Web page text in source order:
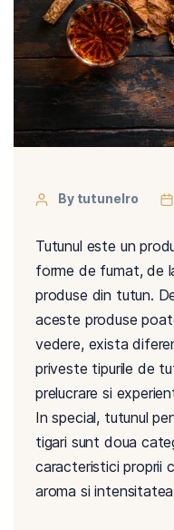
By tutunelro
Tutunul este un
forme de fumat, de
produse din tutun.
aceste produse
vedere, exista
priveste tipurile de
prelucrare si
In special, tutunul
tigari sunt doua
caracteristici proprii
aroma si